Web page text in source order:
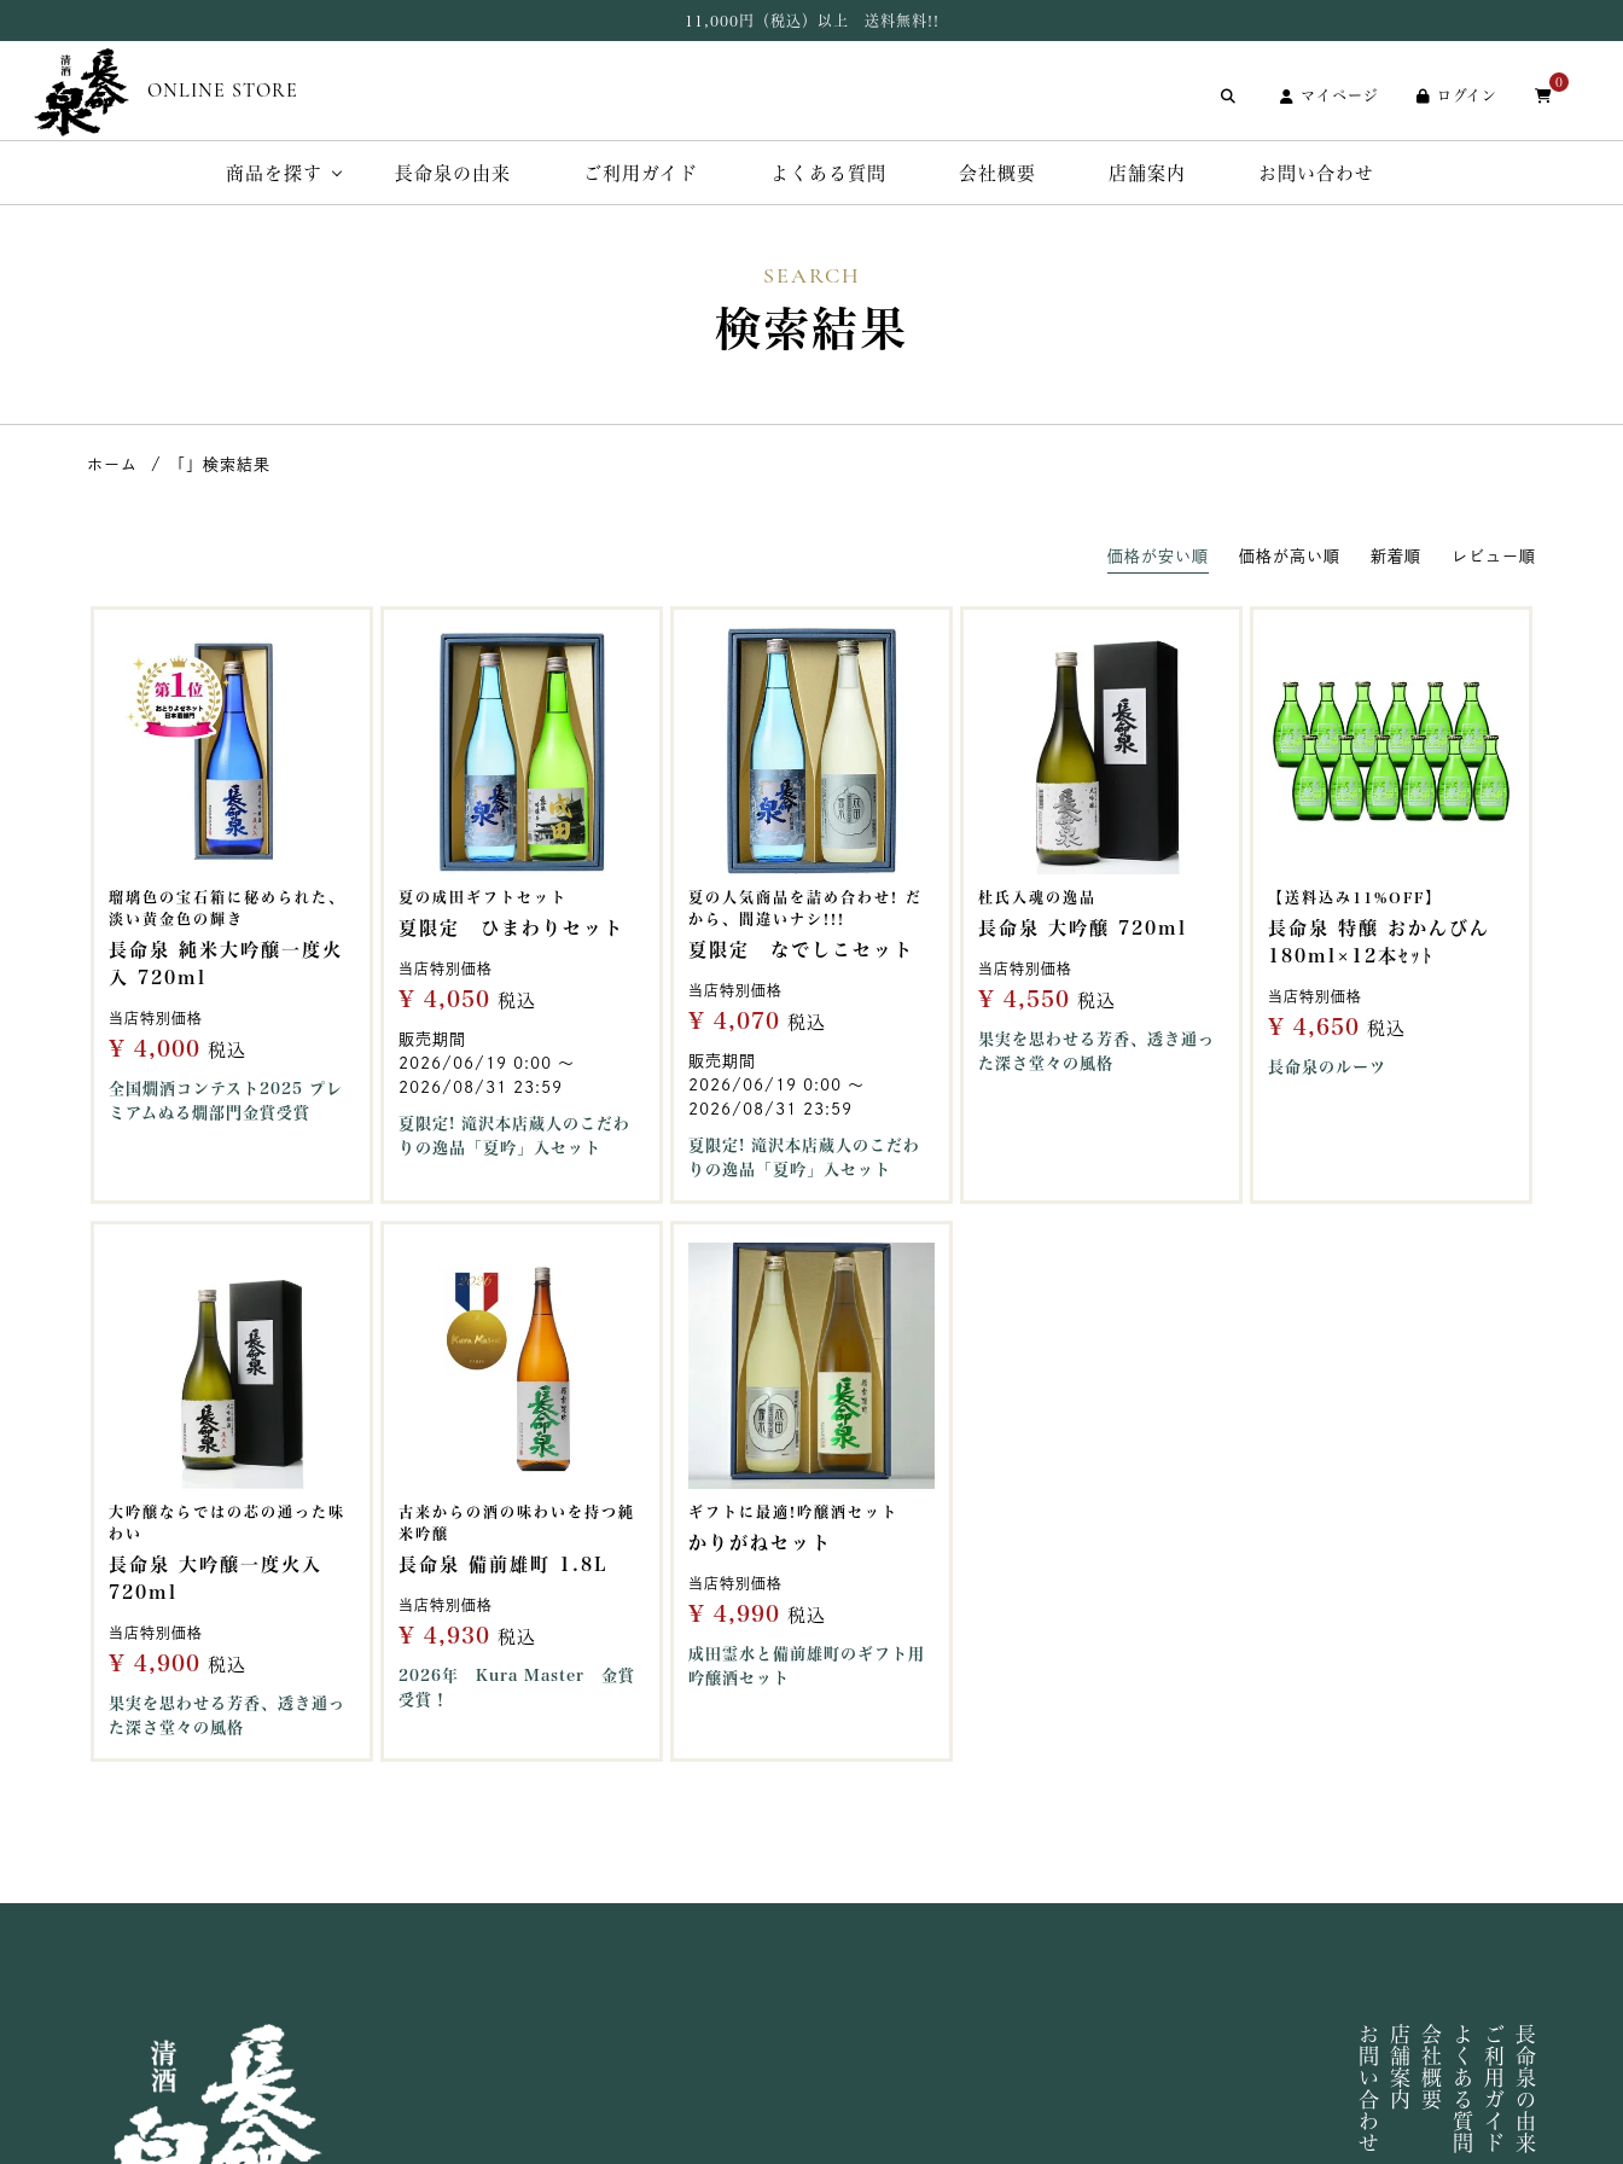
11,000円（税込）以上 送料無料!!
ONLINE STORE マイページ ログイン
0
商品を探す 長命泉の由来 ご利用ガイド よくある質問 会社概要 店舗案内 お問い合わせ
SEARCH
検索結果
ホーム 「」検索結果
価格が安い順 価格が高い順 新着順 レビュー順
瑠璃色の宝石箱に秘められた、
淡い黄金色の輝き
長命泉 純米大吟醸一度火
入 720ml
当店特別価格
¥ 4,000 税込
全国燗酒コンテスト2025 プレ
ミアムぬる燗部門金賞受賞
夏の成田ギフトセット
夏限定 ひまわりセット
当店特別価格
¥ 4,050 税込
販売期間
2026/06/19 0:00 〜
2026/08/31 23:59
夏限定! 滝沢本店蔵人のこだわ
りの逸品「夏吟」入セット
夏の人気商品を詰め合わせ! だ
から、間違いナシ!!!
夏限定 なでしこセット
当店特別価格
¥ 4,070 税込
販売期間
2026/06/19 0:00 〜
2026/08/31 23:59
夏限定! 滝沢本店蔵人のこだわ
りの逸品「夏吟」入セット
杜氏入魂の逸品
長命泉 大吟醸 720ml
当店特別価格
¥ 4,550 税込
果実を思わせる芳香、透き通っ
た深さ堂々の風格
【送料込み11%OFF】
長命泉 特醸 おかんびん
180ml×12本ｾｯﾄ
当店特別価格
¥ 4,650 税込
長命泉のルーツ
大吟醸ならではの芯の通った味
わい
長命泉 大吟醸一度火入
720ml
当店特別価格
¥ 4,900 税込
果実を思わせる芳香、透き通っ
た深さ堂々の風格
古来からの酒の味わいを持つ純
米吟醸
長命泉 備前雄町 1.8L
当店特別価格
¥ 4,930 税込
2026年 Kura Master 金賞
受賞！
ギフトに最適!吟醸酒セット
かりがねセット
当店特別価格
¥ 4,990 税込
成田霊水と備前雄町のギフト用
吟醸酒セット
長命泉の由来
ご利用ガイド
よくある質問
会社概要
店舗案内
お問い合わせ